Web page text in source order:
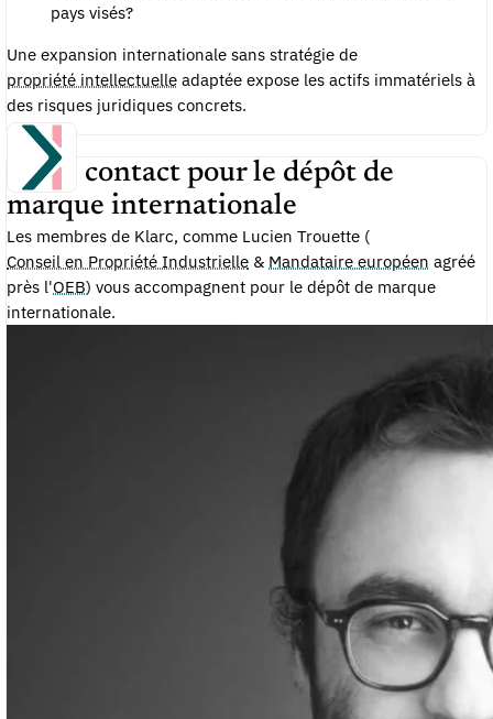
pays visés?
Une expansion internationale sans stratégie de
propriété intellectuelle adaptée expose les actifs immatériels à
des risques juridiques concrets.
Votre contact pour le dépôt de
marque internationale
Les membres de Klarc, comme Lucien Trouette (
Conseil en Propriété Industrielle & Mandataire européen agréé
près l'OEB) vous accompagnent pour le dépôt de marque
internationale.